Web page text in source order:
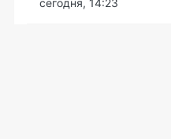
сегодня, 14:23